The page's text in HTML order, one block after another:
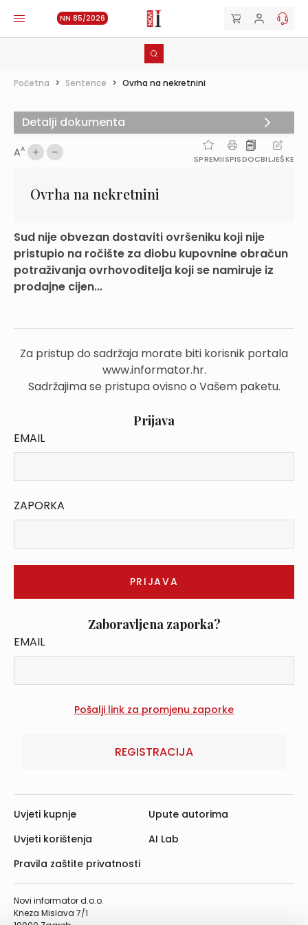
NN 85/2026
Početna > Sentence > Ovrha na nekretnini
AA
SPREMIISPISDOCBILJEŠKE
Ovrha na nekretnini
Sud nije obvezan dostaviti ovršeniku koji nije
pristupio na ročište za diobu kupovnine obračun
potraživanja ovrhovoditelja koji se namiruje iz
prodajne cijen...
Za pristup do sadržaja morate biti korisnik portala
www.informator.hr.
Sadržajima se pristupa ovisno o Vašem paketu.
Prijava
EMAIL
ZAPORKA
Zaboravljena zaporka?
EMAIL
REGISTRACIJA
Detalji dokumenta
Novi informator d.o.o.
Kneza Mislava 7/1
Uvjeti kupnje
Uvjeti korištenja
Pravila zaštite privatnosti
Upute autorima
AI Lab